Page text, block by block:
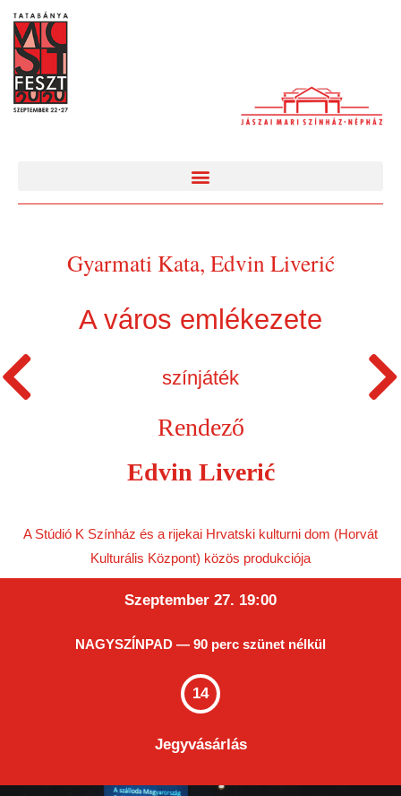
Gyarmati Kata, Edvin Liverić
A város emlékezete
színjáték
Rendező
Edvin Liverić
A Stúdió K Színház és a rijekai Hrvatski kulturni dom (Horvát
Kulturális Központ) közös produkciója
Szeptember 27. 19:00
NAGYSZÍNPAD — 90 perc szünet nélkül
14
Jegyvásárlás